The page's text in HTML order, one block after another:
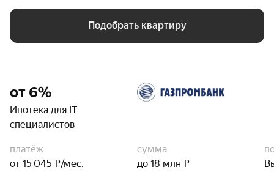
Подобрать квартиру
от 6%
Ипотека для IT-
специалистов
платёж
от 15 045 ₽/мес.
сумма
до 18 млн ₽